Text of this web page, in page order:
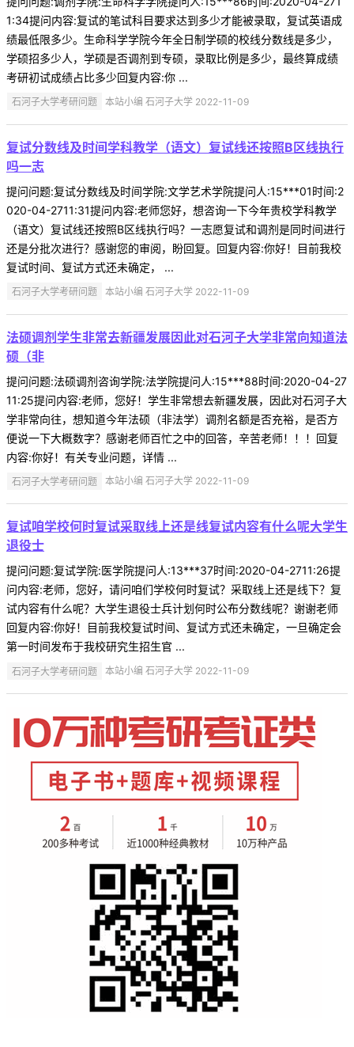
1:34提问内容:复试的笔试科目要求达到多少才能被录取，复试英语成
绩最低限多少。生命科学学院今年全日制学硕的校线分数线是多少，
学硕招多少人，学硕是否调剂到专硕，录取比例是多少，最终算成绩
考研初试成绩占比多少回复内容:你 ...
石河子大学考研问题 本站小编 石河子大学 2022-11-09
复试分数线及时间学科教学（语文）复试线还按照B区线执行
吗一志
提问问题:复试分数线及时间学院:文学艺术学院提问人:15***01时间:2
020-04-2711:31提问内容:老师您好，想咨询一下今年贵校学科教学
（语文）复试线还按照B区线执行吗？一志愿复试和调剂是同时间进行
还是分批次进行？感谢您的审阅，盼回复。回复内容:你好！目前我校
复试时间、复试方式还未确定， ...
石河子大学考研问题 本站小编 石河子大学 2022-11-09
法硕调剂学生非常去新疆发展因此对石河子大学非常向知道法
硕（非
提问问题:法硕调剂咨询学院:法学院提问人:15***88时间:2020-04-27
11:25提问内容:老师，您好！学生非常想去新疆发展，因此对石河子大
学非常向往，想知道今年法硕（非法学）调剂名额是否充裕，是否方
便说一下大概数字？感谢老师百忙之中的回答，辛苦老师！！！回复
内容:你好！有关专业问题，详情 ...
石河子大学考研问题 本站小编 石河子大学 2022-11-09
复试咱学校何时复试采取线上还是线复试内容有什么呢大学生
退役士
提问问题:复试学院:医学院提问人:13***37时间:2020-04-2711:26提
问内容:老师，您好，请问咱们学校何时复试？采取线上还是线下？复
试内容有什么呢？大学生退役士兵计划何时公布分数线呢？谢谢老师
回复内容:你好！目前我校复试时间、复试方式还未确定，一旦确定会
第一时间发布于我校研究生招生官 ...
石河子大学考研问题 本站小编 石河子大学 2022-11-09